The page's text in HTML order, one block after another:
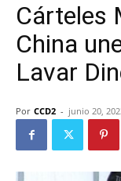
Cárteles
China
Lavar
Por CCD2 - junio 20,